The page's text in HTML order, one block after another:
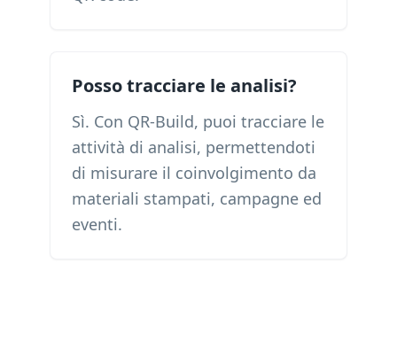
Posso tracciare le analisi?
Sì. Con QR-Build, puoi tracciare le
attività di analisi, permettendoti
di misurare il coinvolgimento da
materiali stampati, campagne ed
eventi.